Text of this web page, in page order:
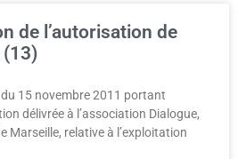
de l’autorisation de
(13)
15 novembre 2011 portant
délivrée à l’association Dialogue,
Marseille, relative à l’exploitation